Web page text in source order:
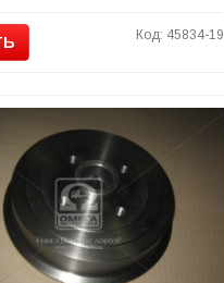
Код: 45834-19